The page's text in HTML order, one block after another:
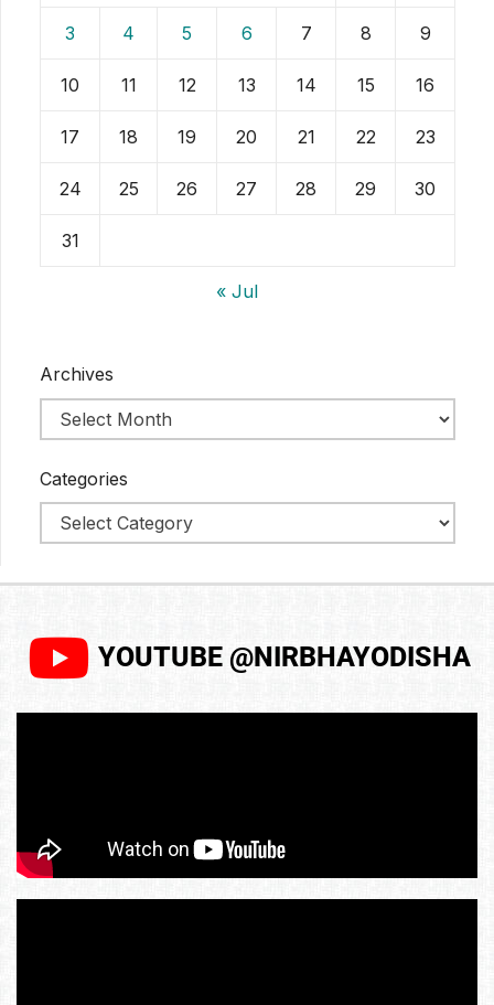
3 4 5 6 7 8 9
10 11 12 13 14 15 16
17 18 19 20 21 22 23
24 25 26 27 28 29 30
31
« Jul
Archives
Categories
YOUTUBE @NIRBHAYODISHA